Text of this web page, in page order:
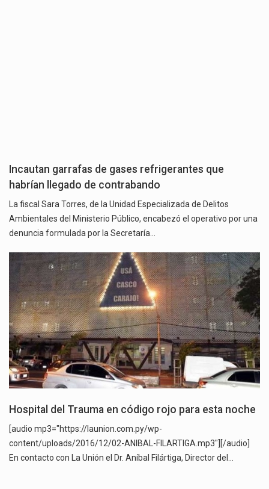
Incautan garrafas de gases refrigerantes que
habrían llegado de contrabando
La fiscal Sara Torres, de la Unidad Especializada de Delitos
Ambientales del Ministerio Público, encabezó el operativo por una
denuncia formulada por la Secretaría…
Hospital del Trauma en código rojo para esta noche
[audio mp3="https://launion.com.py/wp-
content/uploads/2016/12/02-ANIBAL-FILARTIGA.mp3"][/audio]
En contacto con La Unión el Dr. Aníbal Filártiga, Director del…